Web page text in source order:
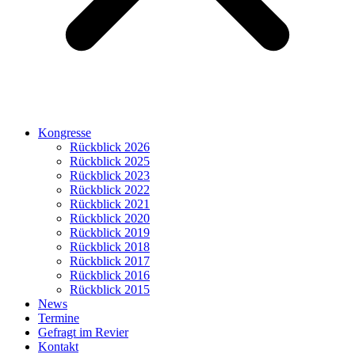
Kongresse
Rückblick 2026
Rückblick 2025
Rückblick 2023
Rückblick 2022
Rückblick 2021
Rückblick 2020
Rückblick 2019
Rückblick 2018
Rückblick 2017
Rückblick 2016
Rückblick 2015
News
Termine
Gefragt im Revier
Kontakt